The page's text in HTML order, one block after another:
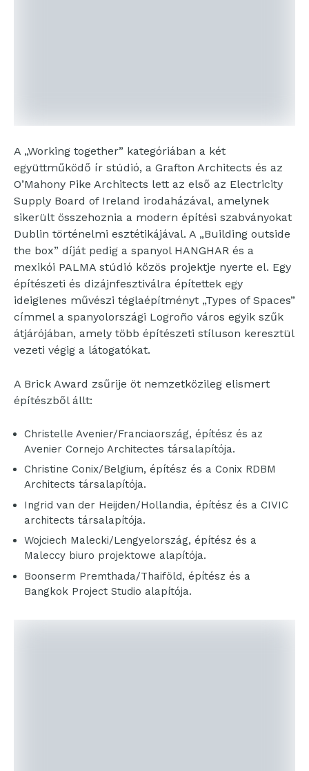
A „Working together” kategóriában a két
együttműködő ír stúdió, a Grafton Architects és az
O’Mahony Pike Architects lett az első az Electricity
Supply Board of Ireland irodaházával, amelynek
sikerült összehoznia a modern építési szabványokat
Dublin történelmi esztétikájával. A „Building outside
the box” díját pedig a spanyol HANGHAR és a
mexikói PALMA stúdió közös projektje nyerte el. Egy
építészeti és dizájnfesztiválra építettek egy
ideiglenes művészi téglaépítményt „Types of Spaces”
címmel a spanyolországi Logroño város egyik szűk
átjárójában, amely több építészeti stíluson keresztül
vezeti végig a látogatókat.
A Brick Award zsűrije öt nemzetközileg elismert
építészből állt:
Christelle Avenier/Franciaország, építész és az
Avenier Cornejo Architectes társalapítója.
Christine Conix/Belgium, építész és a Conix RDBM
Architects társalapítója.
Ingrid van der Heijden/Hollandia, építész és a CIVIC
architects társalapítója.
Wojciech Malecki/Lengyelország, építész és a
Maleccy biuro projektowe alapítója.
Boonserm Premthada/Thaiföld, építész és a
Bangkok Project Studio alapítója.